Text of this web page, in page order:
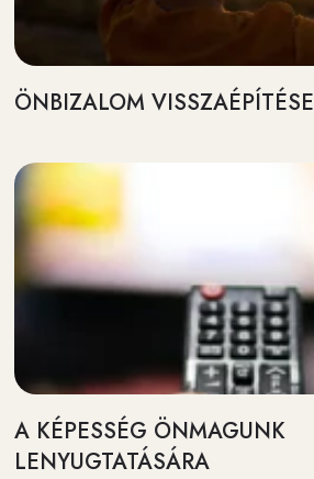
ÖNBIZALOM VISSZAÉPÍTÉSE
A KÉPESSÉG ÖNMAGUNK
LENYUGTATÁSÁRA